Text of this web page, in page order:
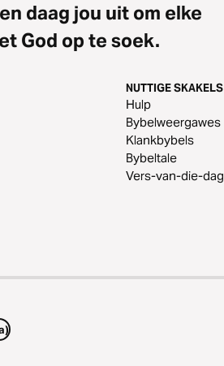
daag jou uit om elke
God op te soek.
NUTTIGE SKAKELS
Hulp
Bybelweergawes
Klankbybels
Bybeltale
Vers-van-die-dag